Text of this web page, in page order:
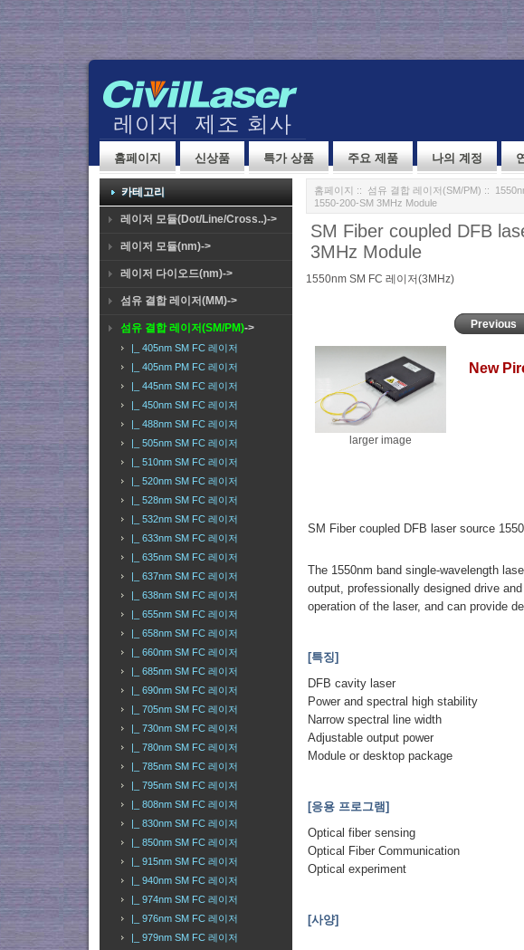
홈페이지 신상품 특가 상품 주요 제품 나의 계정
카테고리
레이저 모듈(Dot/Line/Cross..)->
레이저 모듈(nm)->
레이저 다이오드(nm)->
섬유 결합 레이저(MM)->
섬유 결합 레이저(SM/PM)->
|_ 405nm SM FC 레이저
|_ 405nm PM FC 레이저
|_ 445nm SM FC 레이저
|_ 450nm SM FC 레이저
|_ 488nm SM FC 레이저
|_ 505nm SM FC 레이저
|_ 510nm SM FC 레이저
|_ 520nm SM FC 레이저
|_ 528nm SM FC 레이저
|_ 532nm SM FC 레이저
|_ 633nm SM FC 레이저
|_ 635nm SM FC 레이저
|_ 637nm SM FC 레이저
|_ 638nm SM FC 레이저
|_ 655nm SM FC 레이저
|_ 658nm SM FC 레이저
|_ 660nm SM FC 레이저
|_ 685nm SM FC 레이저
|_ 690nm SM FC 레이저
|_ 705nm SM FC 레이저
|_ 730nm SM FC 레이저
|_ 780nm SM FC 레이저
|_ 785nm SM FC 레이저
|_ 795nm SM FC 레이저
|_ 808nm SM FC 레이저
|_ 830nm SM FC 레이저
|_ 850nm SM FC 레이저
|_ 915nm SM FC 레이저
|_ 940nm SM FC 레이저
|_ 974nm SM FC 레이저
|_ 976nm SM FC 레이저
|_ 979nm SM FC 레이저
홈페이지 :: 섬유 결합 레이저(SM/PM) ::
1550-200-SM 3MHz Module
SM Fiber coupled DFB
3MHz Module
1550nm SM FC 레이저(3MHz)
Previous
larger image
New
SM Fiber coupled DFB laser source
The 1550nm band single-wavelength
output, professionally designed drive
operation of the laser, and can provide
[특징]
DFB cavity laser
Power and spectral high stability
Narrow spectral line width
Adjustable output power
Module or desktop package
[응용 프로그램]
Optical fiber sensing
Optical Fiber Communication
Optical experiment
[사양]